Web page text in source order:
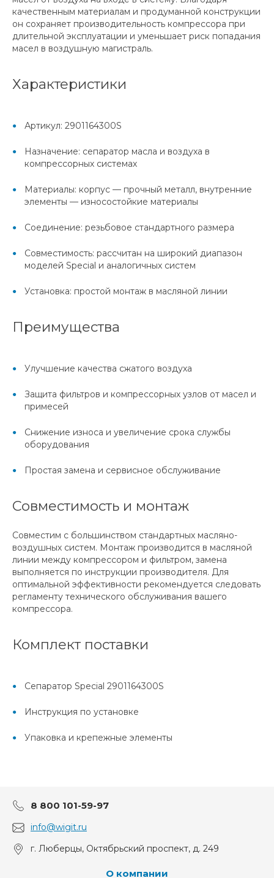
качественным материалам и продуманной конструкции
он сохраняет производительность компрессора при
длительной эксплуатации и уменьшает риск попадания
масел в воздушную магистраль.
Характеристики
Артикул: 2901164300S
Назначение: сепаратор масла и воздуха в
компрессорных системах
Материалы: корпус — прочный металл, внутренние
элементы — износостойкие материалы
Соединение: резьбовое стандартного размера
Совместимость: рассчитан на широкий диапазон
моделей Special и аналогичных систем
Установка: простой монтаж в масляной линии
Преимущества
Улучшение качества сжатого воздуха
Защита фильтров и компрессорных узлов от масел и
примесей
Снижение износа и увеличение срока службы
оборудования
Простая замена и сервисное обслуживание
Совместимость и монтаж
Совместим с большинством стандартных масляно-
воздушных систем. Монтаж производится в масляной
линии между компрессором и фильтром, замена
выполняется по инструкции производителя. Для
оптимальной эффективности рекомендуется следовать
регламенту технического обслуживания вашего
компрессора.
Комплект поставки
Сепаратор Special 2901164300S
Инструкция по установке
Упаковка и крепежные элементы
8 800 101-59-97
info@wigit.ru
г. Люберцы, Октябрьский проспект, д. 249
О компании